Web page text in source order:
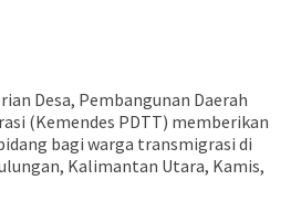
Desa, Pembangunan Daerah
(Kemendes PDTT) memberikan
bagi warga transmigrasi di
Kalimantan Utara, Kamis,